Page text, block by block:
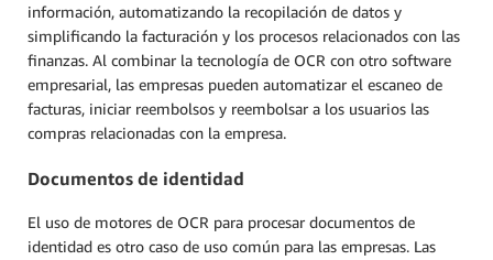
información, automatizando la recopilación de datos y
simplificando la facturación y los procesos relacionados con las
finanzas. Al combinar la tecnología de OCR con otro software
empresarial, las empresas pueden automatizar el escaneo de
facturas, iniciar reembolsos y reembolsar a los usuarios las
compras relacionadas con la empresa.
Documentos de identidad
El uso de motores de OCR para procesar documentos de
identidad es otro caso de uso común para las empresas. Las